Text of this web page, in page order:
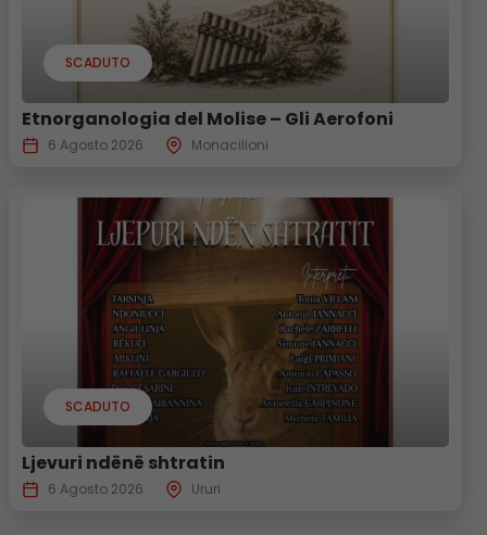
SCADUTO
Etnorganologia del Molise – Gli Aerofoni
6 Agosto 2026 Monacilioni
SCADUTO
Ljevuri ndënë shtratin
6 Agosto 2026 Ururi